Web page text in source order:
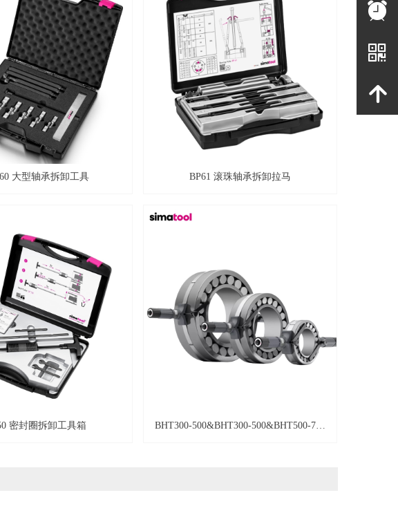
大型轴承拆卸工具 BP61 滚珠轴承拆卸拉马
密封圈拆卸工具箱
BHT300-500&BHT300-500&BHT500-700
뀥
낃
녕